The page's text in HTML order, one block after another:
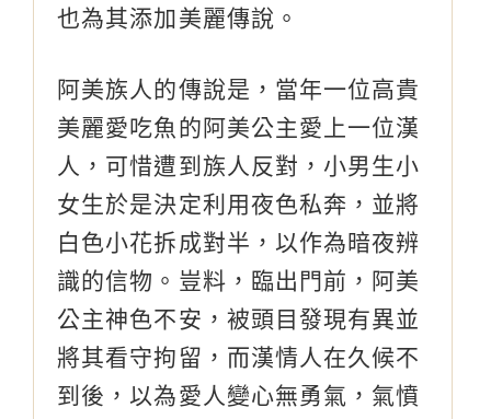
也為其添加美麗傳說。
阿美族人的傳說是，當年一位高貴
美麗愛吃魚的阿美公主愛上一位漢
人，可惜遭到族人反對，小男生小
女生於是決定利用夜色私奔，並將
白色小花拆成對半，以作為暗夜辨
識的信物。豈料，臨出門前，阿美
公主神色不安，被頭目發現有異並
將其看守拘留，而漢情人在久候不
到後，以為愛人變心無勇氣，氣憤